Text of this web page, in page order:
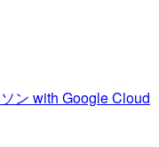
ン with Google Cloud